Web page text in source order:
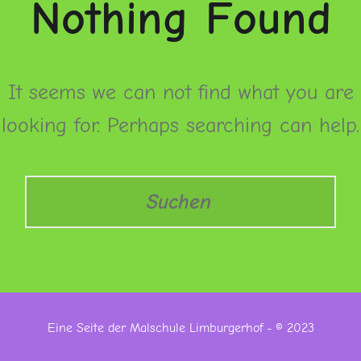
Nothing Found
It seems we can not find what you are
looking for. Perhaps searching can help.
Search
Eine Seite der Malschule Limburgerhof - © 2023